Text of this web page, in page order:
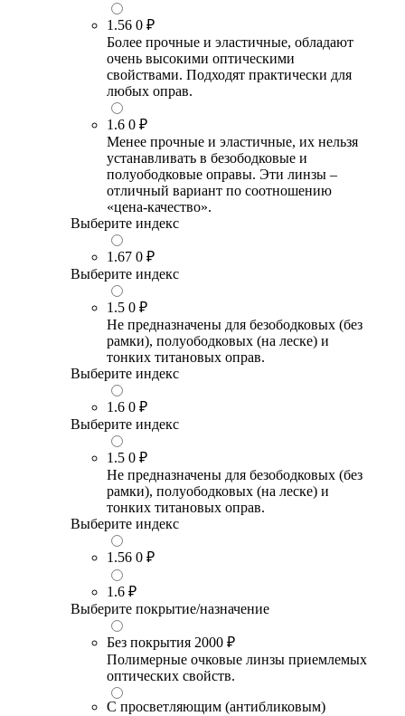
1.56 0 ₽
Более прочные и эластичные, обладают
очень высокими оптическими
свойствами. Подходят практически для
любых оправ.
1.6 0 ₽
Менее прочные и эластичные, их нельзя
устанавливать в безободковые и
полуободковые оправы. Эти линзы –
отличный вариант по соотношению
«цена-качество».
Выберите индекс
1.67 0 ₽
Выберите индекс
1.5 0 ₽
Не предназначены для безободковых (без
рамки), полуободковых (на леске) и
тонких титановых оправ.
Выберите индекс
1.6 0 ₽
Выберите индекс
1.5 0 ₽
Не предназначены для безободковых (без
рамки), полуободковых (на леске) и
тонких титановых оправ.
Выберите индекс
1.56 0 ₽
1.6 ₽
Выберите покрытие/назначение
Без покрытия 2000 ₽
Полимерные очковые линзы приемлемых
оптических свойств.
С просветляющим (антибликовым)